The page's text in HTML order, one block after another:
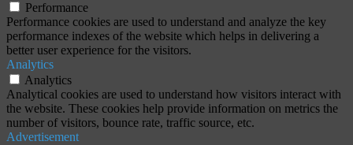
Performance
Performance cookies are used to understand and analyze the key
performance indexes of the website which helps in delivering a
better user experience for the visitors.
Analytics
Analytics
Analytical cookies are used to understand how visitors interact with
the website. These cookies help provide information on metrics the
number of visitors, bounce rate, traffic source, etc.
Advertisement